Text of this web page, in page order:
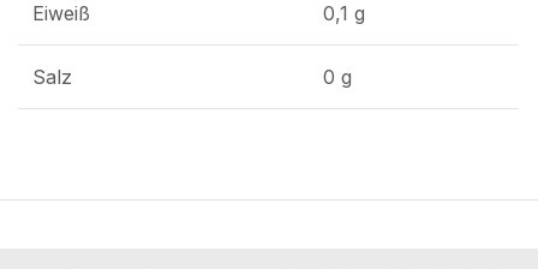
Eiweiß 0,1 g
Salz 0 g